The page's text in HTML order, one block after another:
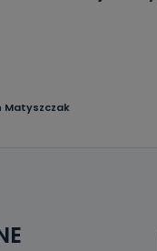
poczta@tvproart.pl
Matyszczak